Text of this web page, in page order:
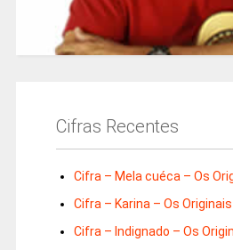
Cifras Recentes
Cifra – Mela cuéca – Os
Cifra – Karina – Os
Cifra – Indignado – Os